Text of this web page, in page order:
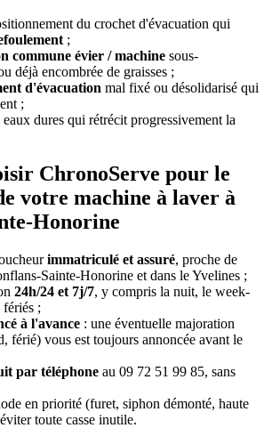
du crochet d'évacuation qui
;
commune évier / machine sous-
déjà encombrée de graisses ;
d'évacuation mal fixé ou désolidarisé qui
;
dures qui rétrécit progressivement la
ChronoServe pour le
votre machine à laver à
Honorine
immatriculé et assuré, proche de
Sainte-Honorine et dans le Yvelines ;
24h/24 et 7j/7, y compris la nuit, le week-
fériés ;
à l'avance : une éventuelle majoration
férié) vous est toujours annoncée avant le
par téléphone au 09 72 51 99 85, sans
en priorité (furet, siphon démonté, haute
toute casse inutile.